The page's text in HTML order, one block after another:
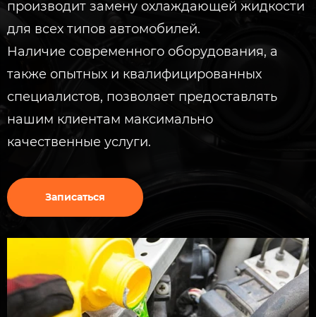
производит замену охлаждающей жидкости
для всех типов автомобилей.
Наличие современного оборудования, а
также опытных и квалифицированных
специалистов, позволяет предоставлять
нашим клиентам максимально
качественные услуги.
Записаться